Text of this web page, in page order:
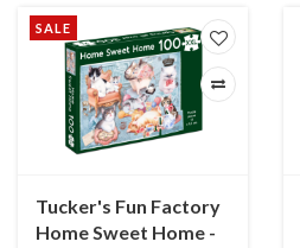
SALE
Tucker's Fun Factory
Home Sweet Home -